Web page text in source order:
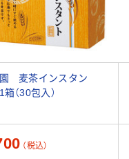
麦茶インスタン
（30包入）
（税込）